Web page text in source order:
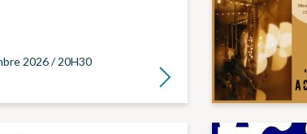
2026 / 20H30
Lire la suite